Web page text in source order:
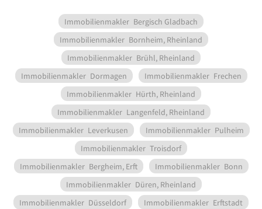
Immobilienmakler Bergisch Gladbach
Immobilienmakler Bornheim, Rheinland
Immobilienmakler Brühl, Rheinland
Immobilienmakler Dormagen Immobilienmakler Frechen
Immobilienmakler Hürth, Rheinland
Immobilienmakler Langenfeld, Rheinland
Immobilienmakler Leverkusen Immobilienmakler Pulheim
Immobilienmakler Troisdorf
Immobilienmakler Bergheim, Erft Immobilienmakler Bonn
Immobilienmakler Düren, Rheinland
Immobilienmakler Düsseldorf Immobilienmakler Erftstadt